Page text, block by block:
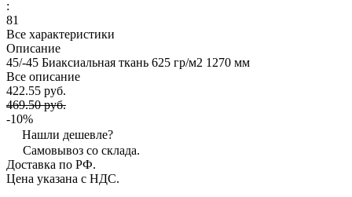
:
81
Все характеристики
Описание
45/-45 Биаксиальная ткань 625 гр/м2 1270 мм
Все описание
422.55 руб.
469.50 руб.
-10%
Нашли дешевле?
Самовывоз со склада.
Доставка по РФ.
Цена указана с НДС.